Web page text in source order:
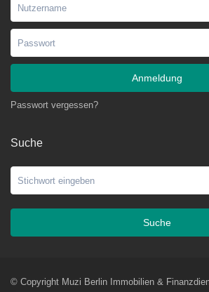
Anmeldung
Passwort vergessen?
Suche
Suche
© Copyright Muzi Berlin Immobilien &